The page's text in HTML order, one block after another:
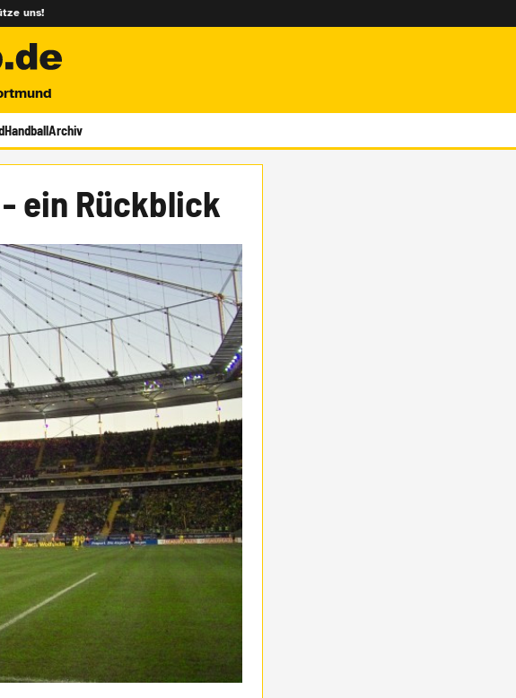
uns!
HandballArchiv
ein Rückblick